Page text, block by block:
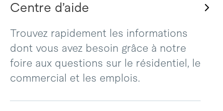
Centre d’aide
Trouvez rapidement les informations
dont vous avez besoin grâce à notre
foire aux questions sur le résidentiel, le
commercial et les emplois.